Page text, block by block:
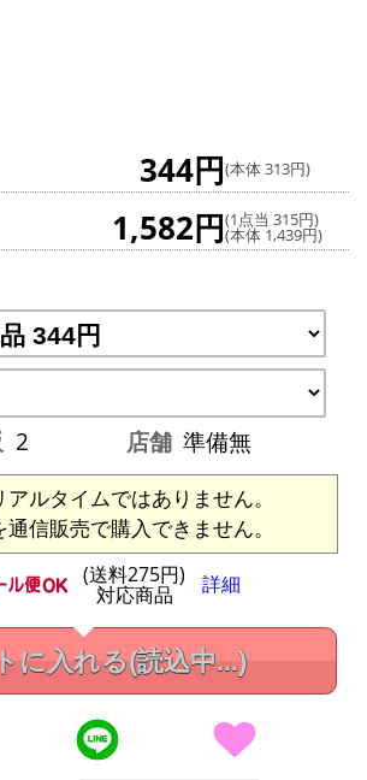
344円(本体 313円)
1,582円(1点当 315円)
(本体 1,439円)
2 店舗 準備無
ルタイムではありません。
信販売で購入できません。
(送料275円)
対応商品 詳細
に入れる(読込中...)